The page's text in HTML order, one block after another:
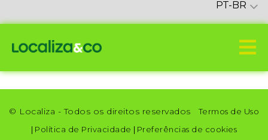
PT-BR
© Localiza - Todos os direitos reservados
Termos de Uso
| Política de Privacidade | Preferências de cookies